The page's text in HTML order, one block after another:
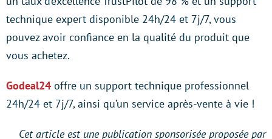
technique expert disponible 24h/24 et 7j/7, vous
pouvez avoir confiance en la qualité du produit que
vous achetez.
Godeal24 offre un support technique professionnel
24h/24 et 7j/7, ainsi qu’un service après-vente à vie !
Cet article est une publication sponsorisée proposée par